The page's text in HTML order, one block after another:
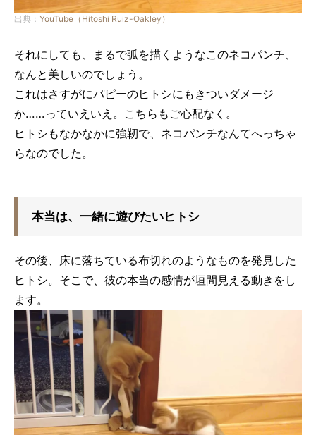
出典： YouTube（Hitoshi Ruiz-Oakley）
それにしても、まるで弧を描くようなこのネコパンチ、
なんと美しいのでしょう。
これはさすがにパピーのヒトシにもきついダメージ
か……っていえいえ。こちらもご心配なく。
ヒトシもなかなかに強靭で、ネコパンチなんてへっちゃ
らなのでした。
本当は、一緒に遊びたいヒトシ
その後、床に落ちている布切れのようなものを発見した
ヒトシ。そこで、彼の本当の感情が垣間見える動きをし
ます。